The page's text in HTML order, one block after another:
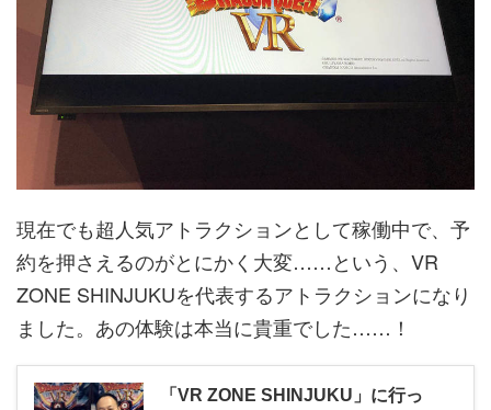
現在でも超人気アトラクションとして稼働中で、予
約を押さえるのがとにかく大変……という、VR
ZONE SHINJUKUを代表するアトラクションになり
ました。あの体験は本当に貴重でした……！
「VR ZONE SHINJUKU」に行っ